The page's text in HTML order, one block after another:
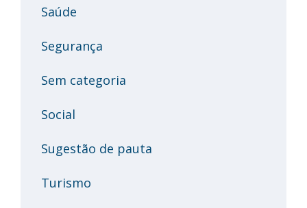
Saúde
Segurança
Sem categoria
Social
Sugestão de pauta
Turismo